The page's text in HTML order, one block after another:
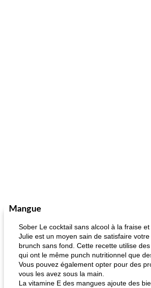
Mangue
Sober Le cocktail sans alcool à la fraise
Julie est un moyen sain de satisfaire
brunch sans fond. Cette recette utilise des
qui ont le même punch nutritionnel que
Vous pouvez également opter pour des
vous les avez sous la main.
La vitamine E des mangues ajoute des